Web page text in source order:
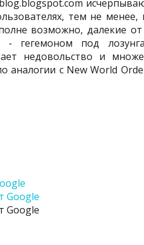
тем не
возможно, далекие от
- гегемоном под
недовольство и
аналогии с New World
Google
Google